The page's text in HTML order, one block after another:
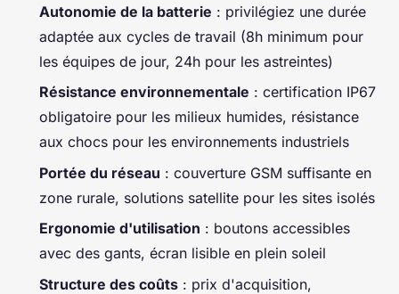
Autonomie de la batterie : privilégiez une durée
adaptée aux cycles de travail (8h minimum pour
les équipes de jour, 24h pour les astreintes)
Résistance environnementale : certification IP67
obligatoire pour les milieux humides, résistance
aux chocs pour les environnements industriels
Portée du réseau : couverture GSM suffisante en
zone rurale, solutions satellite pour les sites isolés
Ergonomie d'utilisation : boutons accessibles
avec des gants, écran lisible en plein soleil
Structure des coûts : prix d'acquisition,